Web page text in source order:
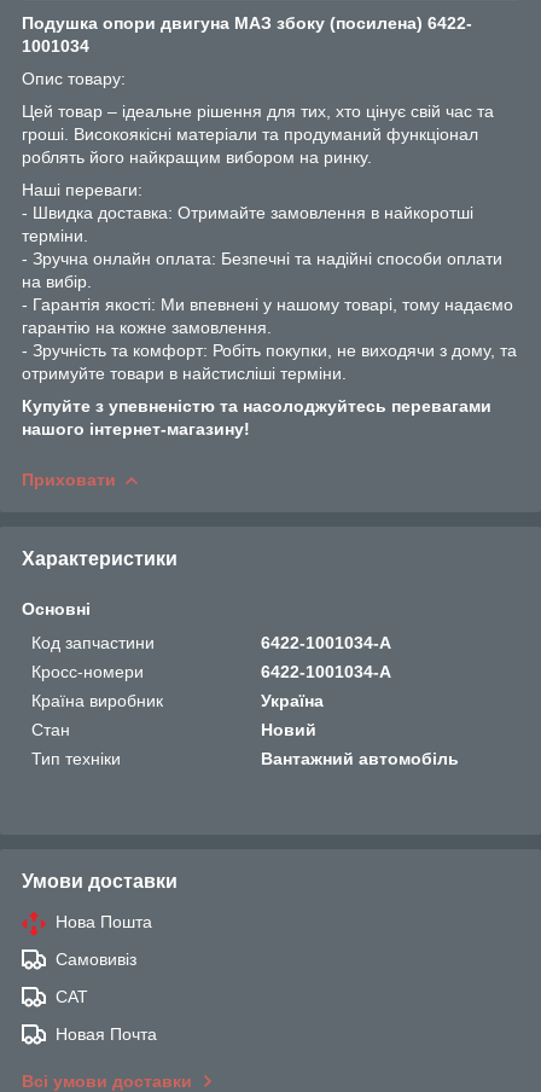
Подушка опори двигуна МАЗ збоку (посилена) 6422-
1001034
Опис товару:
Цей товар – ідеальне рішення для тих, хто цінує свій час та
гроші. Високоякісні матеріали та продуманий функціонал
роблять його найкращим вибором на ринку.
Наші переваги:
- Швидка доставка: Отримайте замовлення в найкоротші
терміни.
- Зручна онлайн оплата: Безпечні та надійні способи оплати
на вибір.
- Гарантія якості: Ми впевнені у нашому товарі, тому надаємо
гарантію на кожне замовлення.
- Зручність та комфорт: Робіть покупки, не виходячи з дому, та
отримуйте товари в найстисліші терміни.
Купуйте з упевненістю та насолоджуйтесь перевагами
нашого інтернет-магазину!
Приховати
Характеристики
Основні
Код запчастини
6422-1001034-A
Кросс-номери
6422-1001034-A
Країна виробник
Україна
Стан
Новий
Тип техніки
Вантажний автомобіль
Умови доставки
Нова Пошта
Самовивіз
САТ
Новая Почта
Всі умови доставки